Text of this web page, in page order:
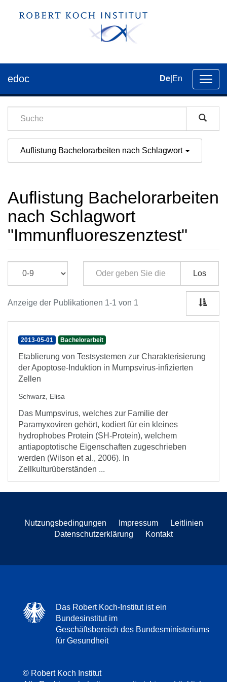
der
edoc De En
Auflistung Bachelorarbeiten nach Schlagwort
Auflistung Bachelorarbeiten
nach Schlagwort
"Immunfluoreszenztest"
Los
Anzeige der Publikationen 1-1 von 1
2013-05-01 Bachelorarbeit
Etablierung von Testsystemen zur Charakterisierung
der Apoptose-Induktion in Mumpsvirus-infizierten
Zellen
Schwarz, Elisa
Das Mumpsvirus, welches zur Familie der
Paramyxoviren gehört, kodiert für ein kleines
hydrophobes Protein (SH-Protein), welchem
antiapoptotische Eigenschaften zugeschrieben
werden (Wilson et al., 2006). In
Zellkulturüberständen ...
Nutzungsbedingungen Impressum
Leitlinien
Datenschutzerklärung
Kontakt
Das Robert Koch-Institut ist ein
Bundesinstitut im
Geschäftsbereich des Bundesministeriums
für Gesundheit
© Robert Koch Institut